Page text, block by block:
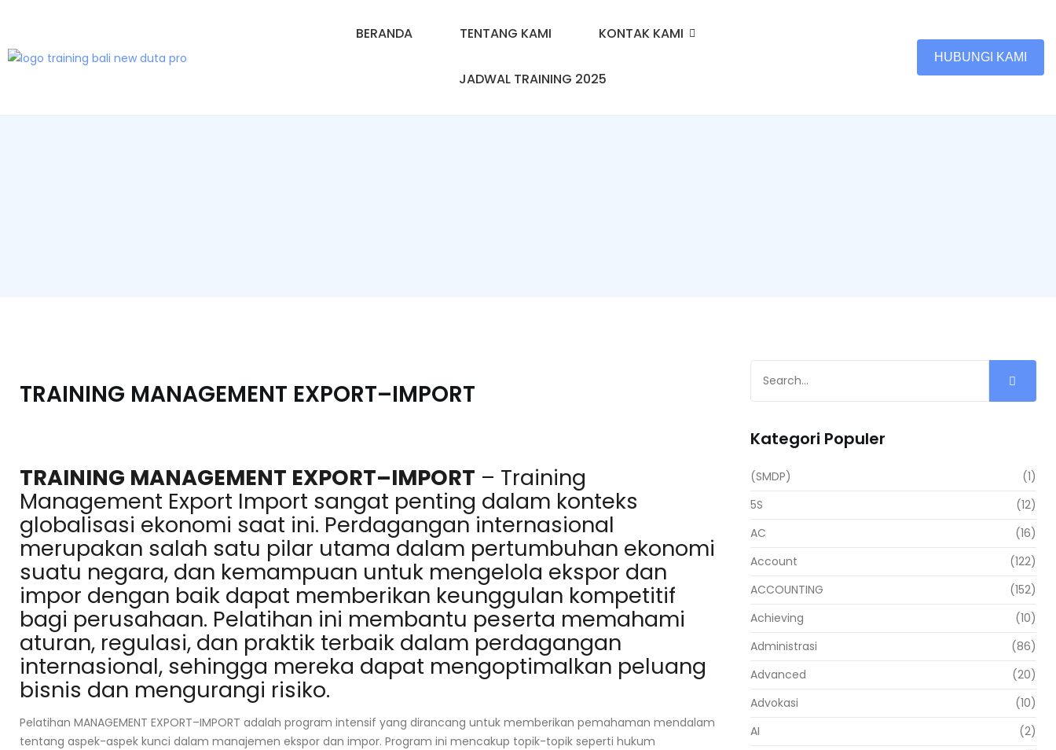
BERANDA TENTANG KAMI KONTAK KAMI
JADWAL TRAINING 2025
HUBUNGI KAMI
TRAINING MANAGEMENT EXPORT–IMPORT
TRAINING MANAGEMENT EXPORT–IMPORT – Training
Management Export Import sangat penting dalam konteks
globalisasi ekonomi saat ini. Perdagangan internasional
merupakan salah satu pilar utama dalam pertumbuhan ekonomi
suatu negara, dan kemampuan untuk mengelola ekspor dan
impor dengan baik dapat memberikan keunggulan kompetitif
bagi perusahaan. Pelatihan ini membantu peserta memahami
aturan, regulasi, dan praktik terbaik dalam perdagangan
internasional, sehingga mereka dapat mengoptimalkan peluang
bisnis dan mengurangi risiko.
Pelatihan MANAGEMENT EXPORT–IMPORT adalah program intensif yang dirancang untuk memberikan pemahaman mendalam
tentang aspek-aspek kunci dalam manajemen ekspor dan impor. Program ini mencakup topik-topik seperti hukum
Kategori Populer
(SMDP)
(1)
5S
(12)
AC
(16)
Account
(122)
ACCOUNTING
(152)
Achieving
(10)
Administrasi
(86)
Advanced
(20)
Advokasi
(10)
AI
(2)